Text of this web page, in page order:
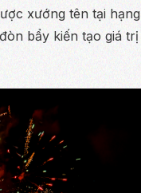
xướng tên tại hạng
bẩy kiến tạo giá trị